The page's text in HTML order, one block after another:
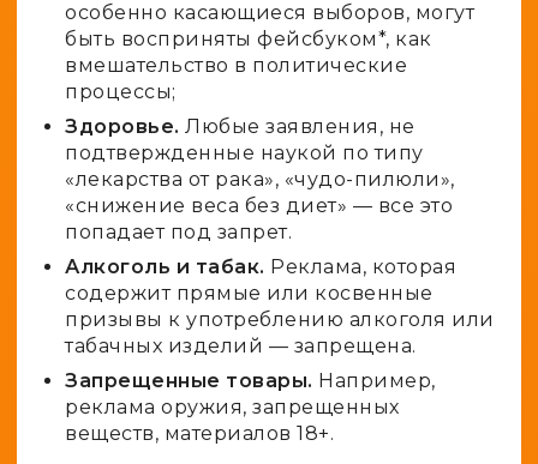
особенно касающиеся выборов, могут
быть восприняты фейсбуком*, как
вмешательство в политические
процессы;
Здоровье. Любые заявления, не
подтвержденные наукой по типу
«лекарства от рака», «чудо-пилюли»,
«снижение веса без диет» — все это
попадает под запрет.
Алкоголь и табак. Реклама, которая
содержит прямые или косвенные
призывы к употреблению алкоголя или
табачных изделий — запрещена.
Запрещенные товары. Например,
реклама оружия, запрещенных
веществ, материалов 18+.